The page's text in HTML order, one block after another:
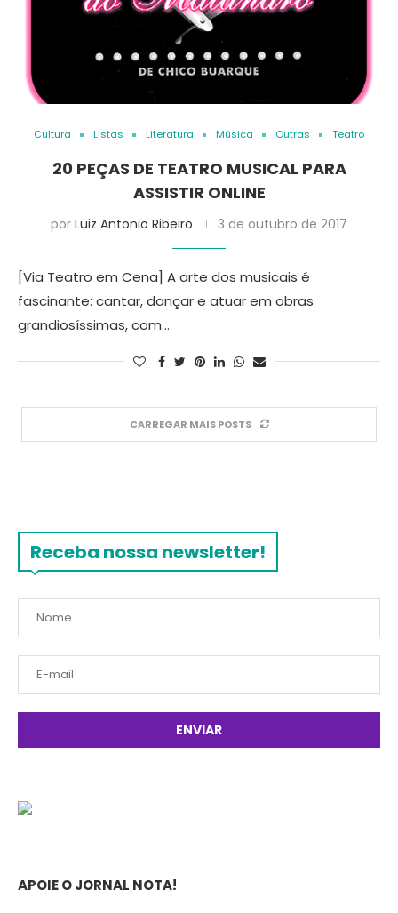
Cultura Listas Literatura Música Outras Teatro
20 PEÇAS DE TEATRO MUSICAL PARA
ASSISTIR ONLINE
por Luiz Antonio Ribeiro 3 de outubro de 2017
[Via Teatro em Cena] A arte dos musicais é
fascinante: cantar, dançar e atuar em obras
grandiosíssimas, com…
CARREGAR MAIS POSTS
Receba nossa newsletter!
APOIE O JORNAL NOTA!